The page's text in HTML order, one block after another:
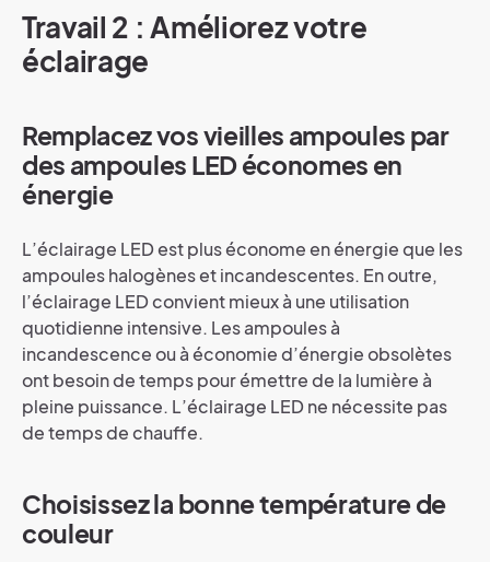
Travail 2 : Améliorez votre
éclairage
Remplacez vos vieilles ampoules par
des ampoules LED économes en
énergie
L’éclairage LED est plus économe en énergie que les
ampoules halogènes et incandescentes. En outre,
l’éclairage LED convient mieux à une utilisation
quotidienne intensive. Les ampoules à
incandescence ou à économie d’énergie obsolètes
ont besoin de temps pour émettre de la lumière à
pleine puissance. L’éclairage LED ne nécessite pas
de temps de chauffe.
Choisissez la bonne température de
couleur